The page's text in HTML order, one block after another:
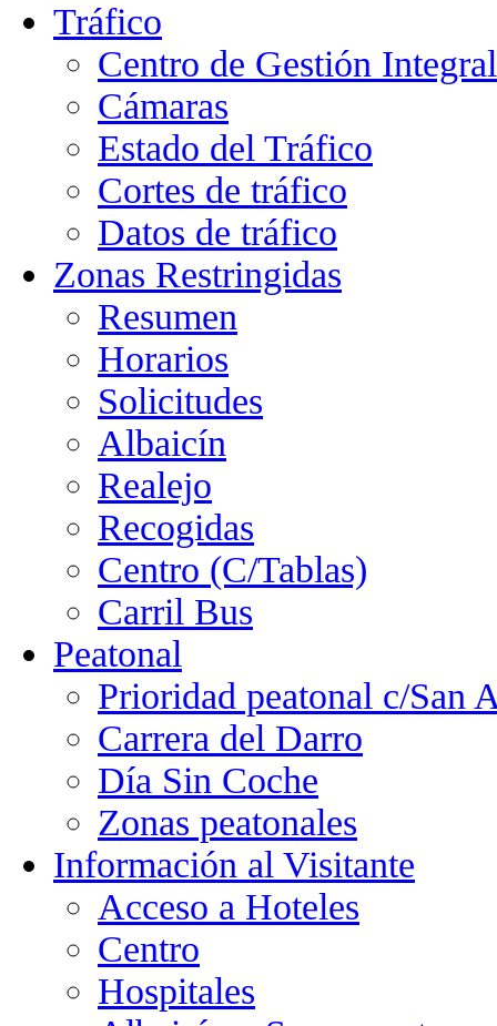
Tráfico
Centro de Gestión
Cámaras
Estado del Tráfico
Cortes de tráfico
Datos de tráfico
Zonas Restringidas
Resumen
Horarios
Solicitudes
Albaicín
Realejo
Recogidas
Centro (C/Tablas)
Carril Bus
Peatonal
Prioridad peatonal c/San
Carrera del Darro
Día Sin Coche
Zonas peatonales
Información al Visitante
Acceso a Hoteles
Centro
Hospitales